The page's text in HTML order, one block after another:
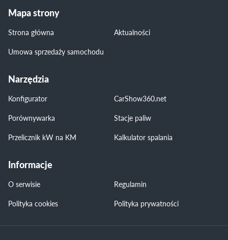
Mapa strony
Strona główna
Aktualności
Umowa sprzedaży samochodu
Narzędzia
Konfigurator
CarShow360.net
Porównywarka
Stacje paliw
Przelicznik kW na KM
Kalkulator spalania
Informacje
O serwisie
Regulamin
Polityka cookies
Polityka prywatności